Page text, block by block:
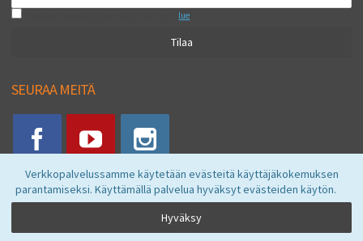
Verkkopalvelussamme käytetään evästeitä käyttäjäkokemuksen
parantamiseksi. Käyttämällä palvelua hyväksyt evästeiden käytön.
Hyväksy
lue
Tilaa
SEURAA MEITÄ
Vkstore © 2026
Powered by